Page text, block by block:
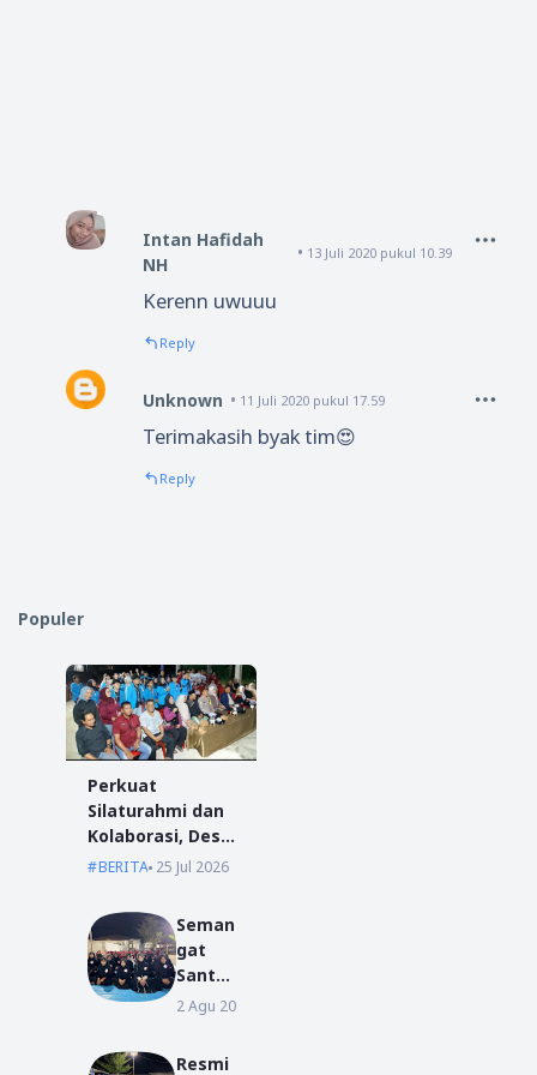
Intan Hafidah
NH
13 Juli 2020 pukul 10.39
Kerenn uwuuu
Reply
Unknown 11 Juli 2020 pukul 17.59
Terimakasih byak tim😍
Reply
Populer
Perkuat
Silaturahmi dan
Kolaborasi, Desa
Antibar Sambut
IAIN Pontianak
dan UM
Pontianak
BERITA 25 Jul 2026
Seman
gat
Santri
Baru
BERITA
2 Agu 2026
Resmi